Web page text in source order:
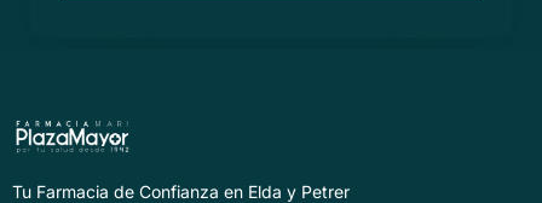
Tu Farmacia de Confianza en Elda y Petrer